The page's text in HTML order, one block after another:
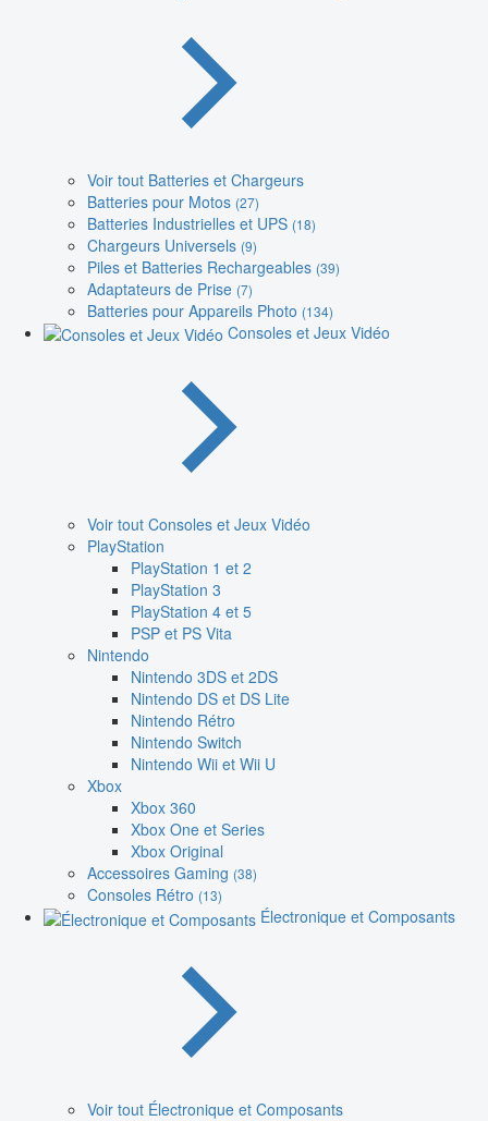
Voir tout Batteries et Chargeurs
Batteries pour Motos (27)
Batteries Industrielles et UPS (18)
Chargeurs Universels (9)
Piles et Batteries Rechargeables (39)
Adaptateurs de Prise (7)
Batteries pour Appareils Photo (134)
Consoles et Jeux Vidéo
Voir tout Consoles et Jeux Vidéo
PlayStation
PlayStation 1 et 2
PlayStation 3
PlayStation 4 et 5
PSP et PS Vita
Nintendo
Nintendo 3DS et 2DS
Nintendo DS et DS Lite
Nintendo Rétro
Nintendo Switch
Nintendo Wii et Wii U
Xbox
Xbox 360
Xbox One et Series
Xbox Original
Accessoires Gaming (38)
Consoles Rétro (13)
Électronique et Composants
Voir tout Électronique et Composants